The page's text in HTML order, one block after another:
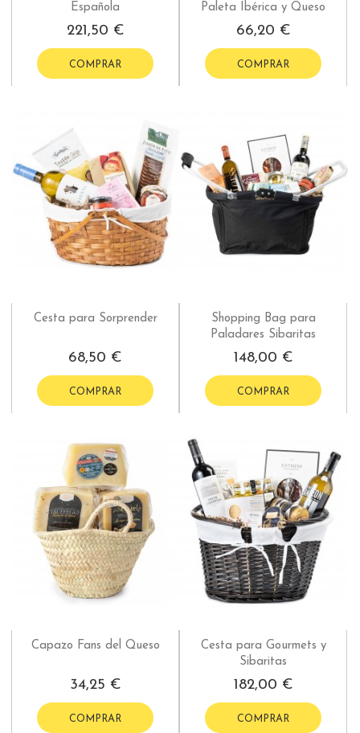
Española
221,50 €
COMPRAR
Paleta Ibérica y Queso
66,20 €
COMPRAR
Cesta para Sorprender
68,50 €
COMPRAR
Shopping Bag para
Paladares Sibaritas
148,00 €
COMPRAR
Capazo Fans del Queso
34,25 €
COMPRAR
Cesta para Gourmets y
Sibaritas
182,00 €
COMPRAR